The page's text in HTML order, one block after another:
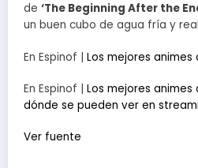
de ‘The Beginning After the
un buen cubo de agua fría y
En Espinof | Los mejores animes
En Espinof | Los mejores
dónde se pueden ver en
Ver fuente